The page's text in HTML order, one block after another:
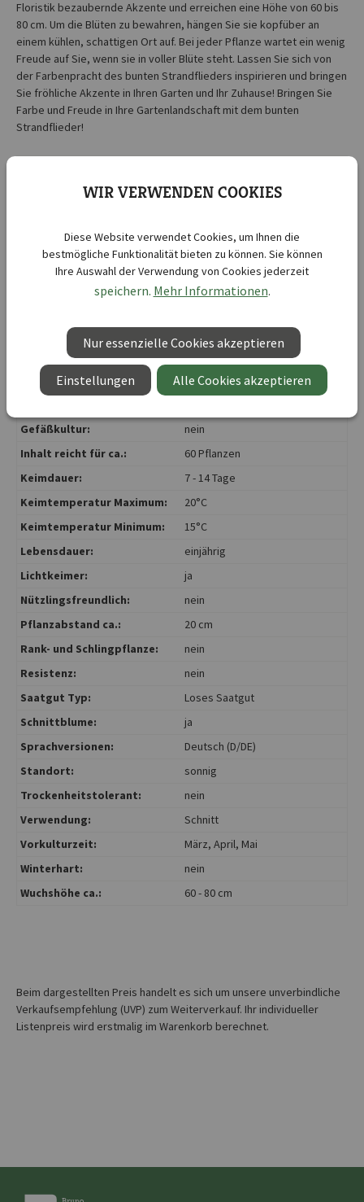
Floristik bezaubernde Akzente und erreichen eine Höhe von 60 bis
80 cm. Um die Blüten zu bewahren, hängen Sie sie kopfüber an
einem kühlen, schattigen Ort auf. Bei jeder Pflanze wartet ein wenig
Freude auf Sie, wenn sie in voller Blüte steht. Lassen Sie sich von
der Farbenpracht des bunten Strandflieders inspirieren und bringen
Sie fröhliche Akzente in Ihren Garten und Ihr Zuhause! Bringen Sie
Farbe und Freude in Ihre Gartenlandschaft mit dem bunten
Strandflieder!
Botanische Bezeichnung :
Limonium sinuatum
Aussaattiefe ca.:
0 - 0,5 cm
April
Blütezeit:
Juli, August, September
nein
nein
Gefäßkultur:
nein
Inhalt reicht für ca.:
60 Pflanzen
Keimdauer:
7 - 14 Tage
Keimtemperatur Maximum:
20°C
Keimtemperatur Minimum:
15°C
Lebensdauer:
einjährig
Lichtkeimer:
ja
Nützlingsfreundlich:
nein
Pflanzabstand ca.:
20 cm
Rank- und Schlingpflanze:
nein
Resistenz:
nein
Saatgut Typ:
Loses Saatgut
Schnittblume:
ja
Sprachversionen:
Deutsch (D/DE)
Standort:
sonnig
Trockenheitstolerant:
nein
Verwendung:
Schnitt
Vorkulturzeit:
März, April, Mai
Winterhart:
nein
Wuchshöhe ca.:
60 - 80 cm
Beim dargestellten Preis handelt es sich um unsere unverbindliche
Verkaufsempfehlung (UVP) zum Weiterverkauf. Ihr individueller
Listenpreis wird erstmalig im Warenkorb berechnet.
WIR VERWENDEN COOKIES
Diese Website verwendet Cookies, um Ihnen die
bestmögliche Funktionalität bieten zu können. Sie können
Ihre Auswahl der Verwendung von Cookies jederzeit
speichern. Mehr Informationen.
Nur essenzielle Cookies akzeptieren
Einstellungen Alle Cookies akzeptieren